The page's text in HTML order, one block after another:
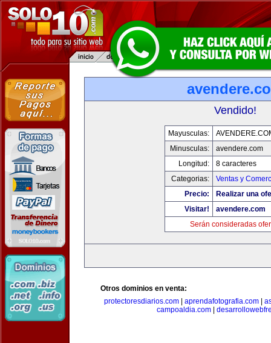
Vendido!
Mayusculas:
Minusculas:
avendere.com
Longitud:
8 caracteres
Categorias:
Ventas y
Precio:
Realizar una
Visitar!
avendere.com
Serán consideradas
Otros dominios en venta:
protectoresdiarios.com
aprendafotografia.com
campoaldia.com